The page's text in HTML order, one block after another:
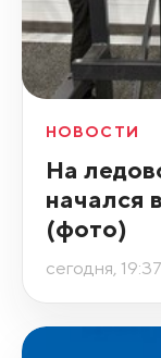
НОВОСТИ
На
начался
(фото)
сегодня, 19:37